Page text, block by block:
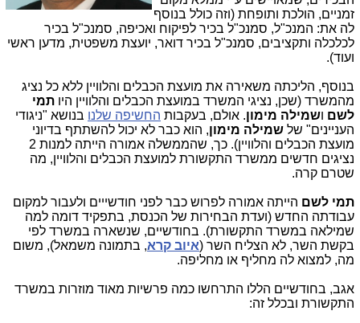
זמניים, הולכת ותופחת (וזה כולל בנוסף
לה את: המנכ"ל, סמנכ"ל בכיר לפיקוח ואכיפה, סמנכ"ל בכיר
לכלכלה ותקציבים, סמנכ"ל בכיר דואר, יועצת משפטית, מדען ראשי
ועוד).
בנוסף, הליכתה משאירה את מועצת הכבלים והלוויין ללא כל נציג
מהמשרד (שכן, נציגי המשרד במועצת הכבלים והלוויין היו תמי
לשם ושמילה מימון. אולם, בעקבות החשיפה שלנו בנושא "ניגודי
העניינים" של שמילה מימון, הוא כבר לא יכול להשתתף בדיוני
מועצת הכבלים והלוויין). כך, שהממשלה אמורה הייתה למנות 2
נציגים חדשים ממשרד התקשורת למועצת הכבלים והלוויין, מה
שטרם קרה.
תמי לשם הייתה אמורה לפרוש כבר לפני חודשייים ולעבור למקום
עבודתה החדש (ועדת הבחירות של הכנסת, בתפקיד דומה למה
שמילאה במשרד התקשורת). בחודשיים, שנשארה במשרד לפי
בקשת השר, לא הצליח השר (איוב קרא, בתמונה משמאל), משום
מה, למצוא לה מחליף או מחליפה.
אגב, בחודשיים הללו התרחשו כמה פרשיות מאוד מוזרות במשרד
התקשורת ובכלל זה: